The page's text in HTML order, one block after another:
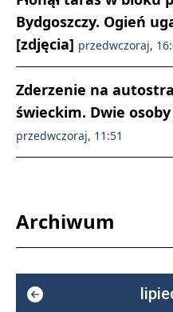
Bydgoszczy. Ogień
[zdjęcia] przedwczoraj,
Zderzenie na
świeckim. Dwie
przedwczoraj, 11:51
Archiwum